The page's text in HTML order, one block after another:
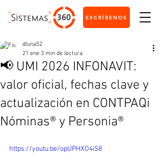
ESCRÍBENOS
📢 UMI 2026 INFONAVIT:
valor oficial, fechas clave y
actualización en CONTPAQi
Nóminas® y Personia®
dluna52
21 ene 3 min de lectura
https://youtu.be/opUPHXO4iS8